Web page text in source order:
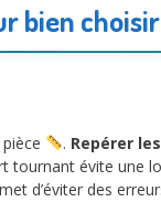
bien
. Repérer
tournant évite une
d’éviter des